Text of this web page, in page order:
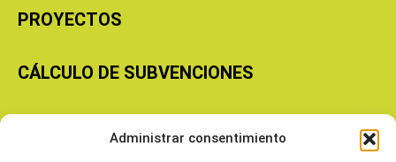
Administrar consentimiento
PROYECTOS
CÁLCULO DE SUBVENCIONES